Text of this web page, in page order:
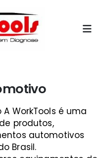
WorkTools é uma
produtos,
automotivos
Brasil.